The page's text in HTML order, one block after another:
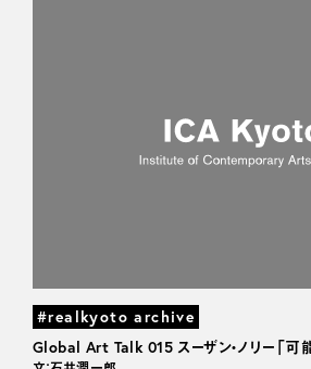
#realkyoto archive
Global Art Talk 015 スーザン・ノリー「可能